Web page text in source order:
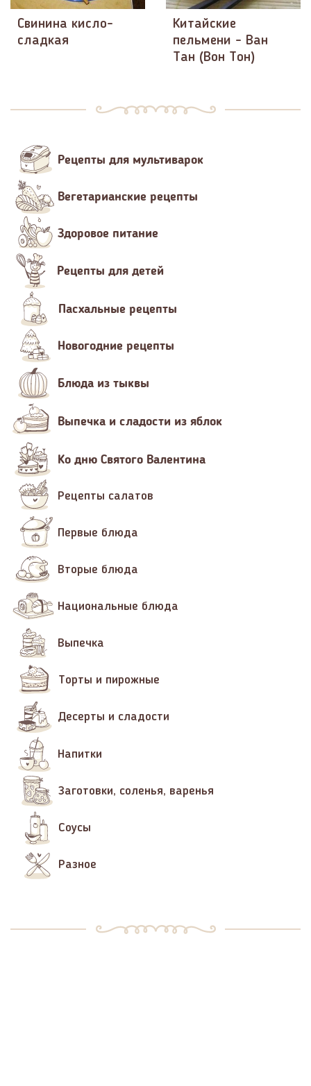
Свинина кисло-
сладкая
Китайские
пельмени - Ван
Тан (Вон Тон)
Рецепты для мультиварок
Вегетарианские рецепты
Здоровое питание
Рецепты для детей
Пасхальные рецепты
Новогодние рецепты
Блюда из тыквы
Выпечка и сладости из яблок
Ко дню Святого Валентина
Рецепты салатов
Первые блюда
Вторые блюда
Национальные блюда
Выпечка
Торты и пирожные
Десерты и сладости
Напитки
Заготовки, соленья, варенья
Соусы
Разное